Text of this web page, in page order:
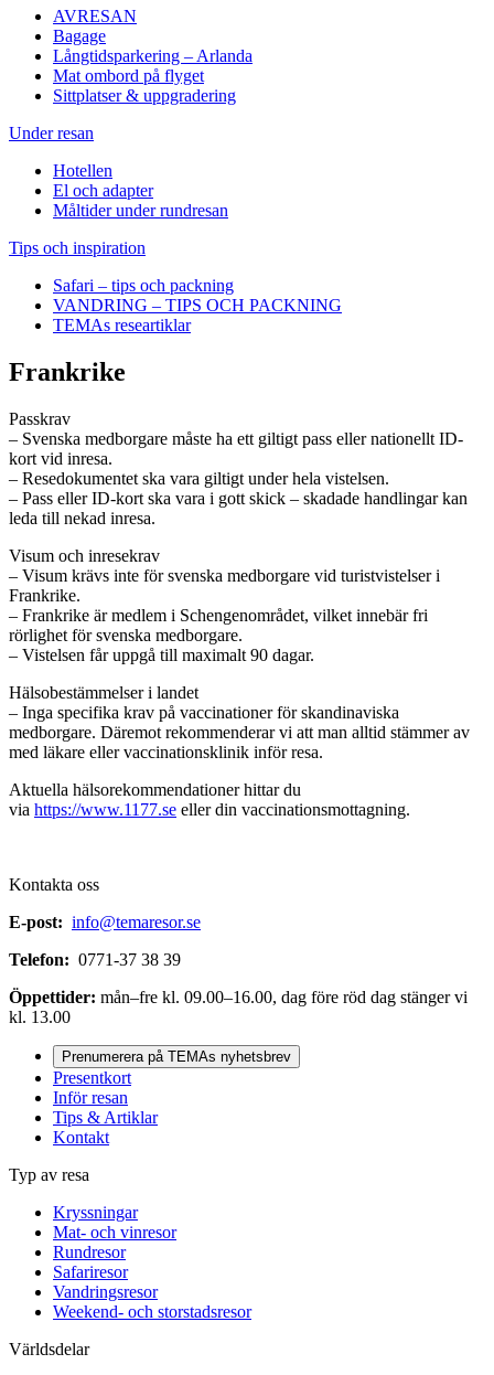
AVRESAN
Bagage
Långtidsparkering – Arlanda
Mat ombord på flyget
Sittplatser & uppgradering
Under resan
Hotellen
El och adapter
Måltider under rundresan
Tips och inspiration
Safari – tips och packning
VANDRING – TIPS OCH PACKNING
TEMAs researtiklar
Frankrike
Passkrav
– Svenska medborgare måste ha ett giltigt pass eller nationellt ID-
kort vid inresa.
– Resedokumentet ska vara giltigt under hela vistelsen.
– Pass eller ID-kort ska vara i gott skick – skadade handlingar kan
leda till nekad inresa.
Visum och inresekrav
– Visum krävs inte för svenska medborgare vid turistvistelser i
Frankrike.
– Frankrike är medlem i Schengenområdet, vilket innebär fri
rörlighet för svenska medborgare.
– Vistelsen får uppgå till maximalt 90 dagar.
Hälsobestämmelser i landet
– Inga specifika krav på vaccinationer för skandinaviska
medborgare. Däremot rekommenderar vi att man alltid stämmer av
med läkare eller vaccinationsklinik inför resa.
Aktuella hälsorekommendationer hittar du
via https://www.1177.se eller din vaccinationsmottagning.
Kontakta oss
E-post: info@temaresor.se
Telefon: 0771-37 38 39
Öppettider: mån–fre kl. 09.00–16.00, dag före röd dag stänger vi
kl. 13.00
Prenumerera på TEMAs nyhetsbrev
Presentkort
Inför resan
Tips & Artiklar
Kontakt
Typ av resa
Kryssningar
Mat- och vinresor
Rundresor
Safariresor
Vandringsresor
Weekend- och storstadsresor
Världsdelar